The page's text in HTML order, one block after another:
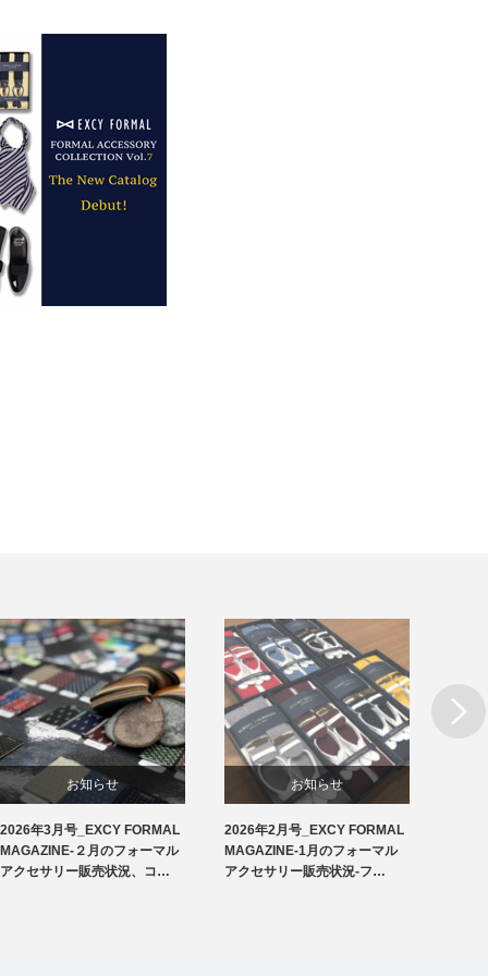
お知らせ
洲鎌ブログ
2026年3月号_EXCY FORMAL
MAGAZINE-２月のフォーマル
アクセサリー販売状況、コ…
お知らせ
フォーマルアクセサリー
2026年2月号_EXCY FORMAL
MAGAZINE-1月のフォーマル
アクセサリー販売状況-フ…
Next